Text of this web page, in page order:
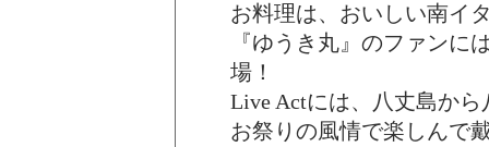
お料理は、おいしい南イ
『ゆうき丸』のファンに
場！
Live Actには、八丈島か
お祭りの風情で楽しんで